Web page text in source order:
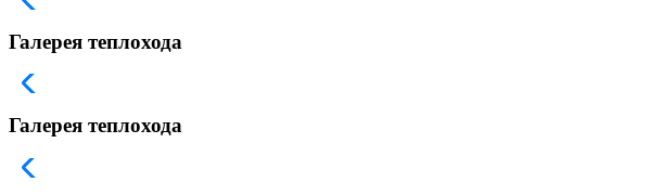
Галерея теплохода
Галерея теплохода